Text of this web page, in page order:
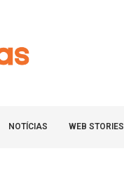
NOTÍCIAS WEB STORIES